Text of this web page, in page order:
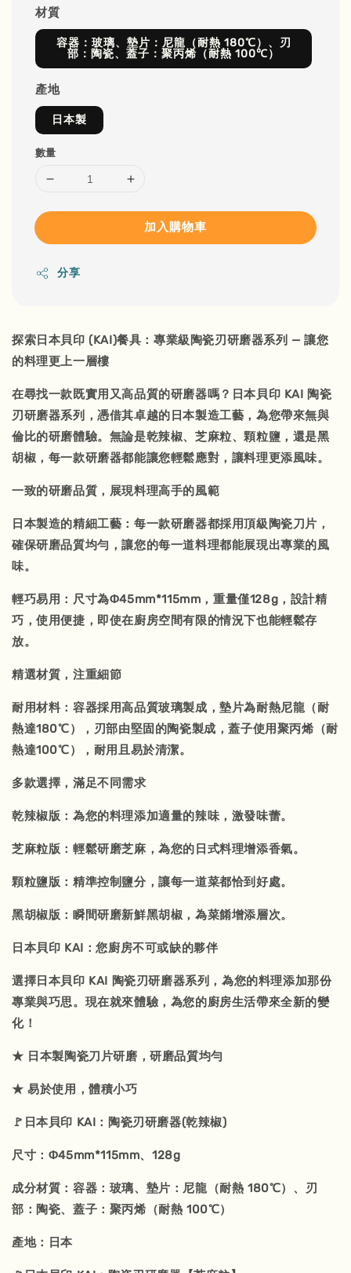
材質
容器：玻璃、墊片：尼龍（耐熱 180℃）、刃
部：陶瓷、蓋子：聚丙烯（耐熱 100℃）
產地
日本製
數量
加入購物車
分享
探索日本貝印 (KAI)餐具：專業級陶瓷刃研磨器系列 — 讓您
的料理更上一層樓
在尋找一款既實用又高品質的研磨器嗎？日本貝印 KAI 陶瓷
刃研磨器系列，憑借其卓越的日本製造工藝，為您帶來無與
倫比的研磨體驗。無論是乾辣椒、芝麻粒、顆粒鹽，還是黑
胡椒，每一款研磨器都能讓您輕鬆應對，讓料理更添風味。
一致的研磨品質，展現料理高手的風範
日本製造的精細工藝：每一款研磨器都採用頂級陶瓷刀片，
確保研磨品質均勻，讓您的每一道料理都能展現出專業的風
味。
輕巧易用：尺寸為Φ45mm*115mm，重量僅128g，設計精
巧，使用便捷，即使在廚房空間有限的情況下也能輕鬆存
放。
精選材質，注重細節
耐用材料：容器採用高品質玻璃製成，墊片為耐熱尼龍（耐
熱達180℃），刃部由堅固的陶瓷製成，蓋子使用聚丙烯（耐
熱達100℃），耐用且易於清潔。
多款選擇，滿足不同需求
乾辣椒版：為您的料理添加適量的辣味，激發味蕾。
芝麻粒版：輕鬆研磨芝麻，為您的日式料理增添香氣。
顆粒鹽版：精準控制鹽分，讓每一道菜都恰到好處。
黑胡椒版：瞬間研磨新鮮黑胡椒，為菜餚增添層次。
日本貝印 KAI：您廚房不可或缺的夥伴
選擇日本貝印 KAI 陶瓷刃研磨器系列，為您的料理添加那份
專業與巧思。現在就來體驗，為您的廚房生活帶來全新的變
化！
★ 日本製陶瓷刀片研磨，研磨品質均勻
★ 易於使用，體積小巧
🚩日本貝印 KAI：陶瓷刃研磨器(乾辣椒)
尺寸：Φ45mm*115mm、128g
成分材質：容器：玻璃、墊片：尼龍（耐熱 180℃）、刃
部：陶瓷、蓋子：聚丙烯（耐熱 100℃）
產地：日本